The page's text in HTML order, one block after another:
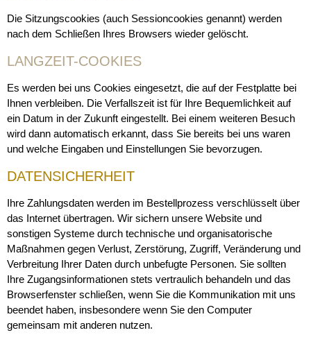
Die Sitzungscookies (auch Sessioncookies genannt) werden
nach dem Schließen Ihres Browsers wieder gelöscht.
LANGZEIT-COOKIES
Es werden bei uns Cookies eingesetzt, die auf der Festplatte bei
Ihnen verbleiben. Die Verfallszeit ist für Ihre Bequemlichkeit auf
ein Datum in der Zukunft eingestellt. Bei einem weiteren Besuch
wird dann automatisch erkannt, dass Sie bereits bei uns waren
und welche Eingaben und Einstellungen Sie bevorzugen.
DATENSICHERHEIT
Ihre Zahlungsdaten werden im Bestellprozess verschlüsselt über
das Internet übertragen. Wir sichern unsere Website und
sonstigen Systeme durch technische und organisatorische
Maßnahmen gegen Verlust, Zerstörung, Zugriff, Veränderung und
Verbreitung Ihrer Daten durch unbefugte Personen. Sie sollten
Ihre Zugangsinformationen stets vertraulich behandeln und das
Browserfenster schließen, wenn Sie die Kommunikation mit uns
beendet haben, insbesondere wenn Sie den Computer
gemeinsam mit anderen nutzen.